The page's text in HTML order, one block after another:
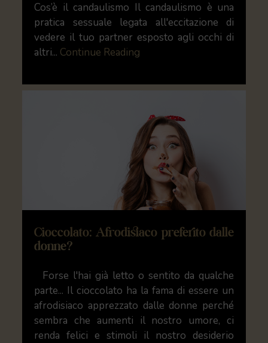
Cos’è il candaulismo Il candaulismo è una
pratica sessuale legata all'eccitazione di
vedere il tuo partner esposto agli occhi di
altri... Continue Reading
Cioccolato: Afrodisiaco preferito dalle
donne?
Forse l'hai già letto o sentito da qualche
parte... Il cioccolato ha la fama di essere un
afrodisiaco apprezzato dalle donne perché
sembra che aumenti il nostro umore, ci
renda felici e stimoli il nostro desiderio